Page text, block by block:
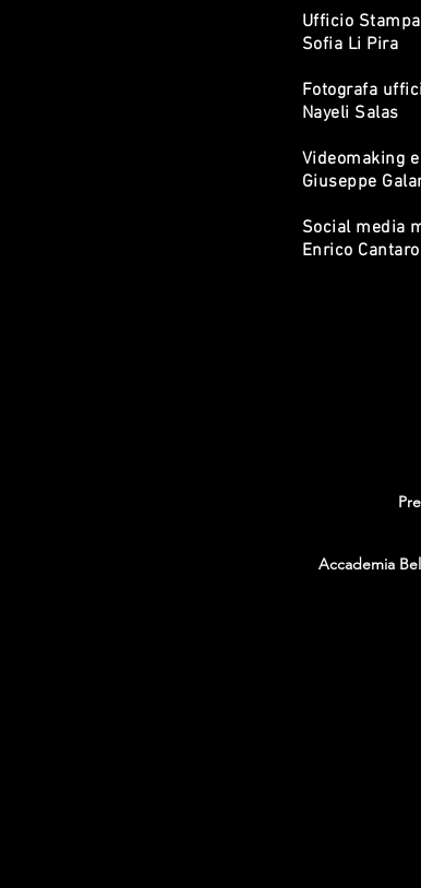
Ufficio Stampa
Sofia Li Pira
Fotografa
Nayeli Salas
Videomaking
Giuseppe
Social media
Enrico Cantaro
Accademia